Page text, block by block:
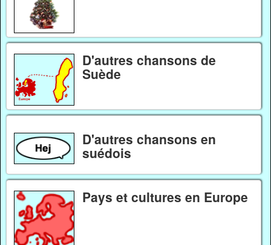
D'autres chansons de
Suède
D'autres chansons en
suédois
Pays et cultures en Europe